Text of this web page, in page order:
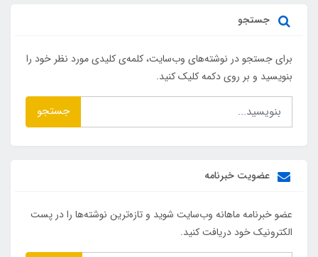
جستجو
برای جستجو در نوشته‌های وب‌سایت، کلمه‌ی کلیدی مورد نظر خود را
بنویسید و بر روی دکمه کلیک کنید.
جستجو
عضویت خبرنامه
عضو خبرنامه ماهانه وب‌سایت شوید و تازه‌ترین نوشته‌ها را در پست
الکترونیک خود دریافت کنید.